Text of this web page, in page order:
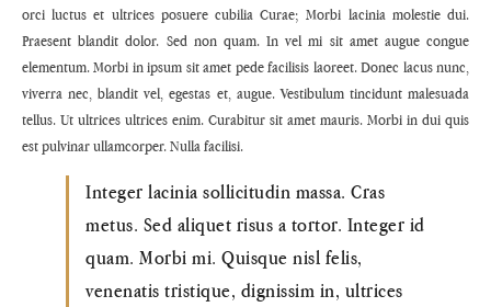
orci luctus et ultrices posuere cubilia Curae; Morbi lacinia molestie dui.
Praesent blandit dolor. Sed non quam. In vel mi sit amet augue congue
elementum. Morbi in ipsum sit amet pede facilisis laoreet. Donec lacus nunc,
viverra nec, blandit vel, egestas et, augue. Vestibulum tincidunt malesuada
tellus. Ut ultrices ultrices enim. Curabitur sit amet mauris. Morbi in dui quis
est pulvinar ullamcorper. Nulla facilisi.
Integer lacinia sollicitudin massa. Cras
metus. Sed aliquet risus a tortor. Integer id
quam. Morbi mi. Quisque nisl felis,
venenatis tristique, dignissim in, ultrices